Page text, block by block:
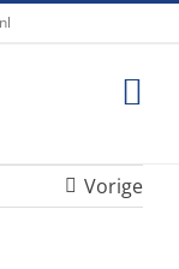
Vorige